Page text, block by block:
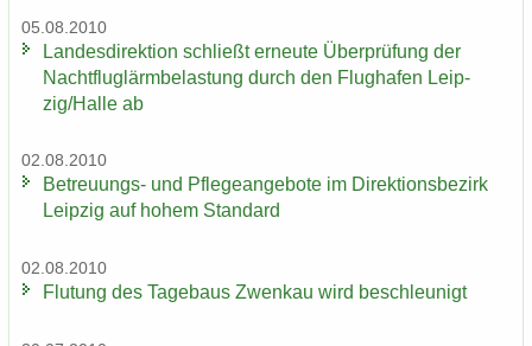
05.08.2010
Lan­des­di­rek­ti­on schließt er­neu­te Über­prü­fung der
Nacht­flug­lärm­be­las­tung durch den Flug­ha­fen Leip­
zig/Halle ab
02.08.2010
Betreuungs-​ und Pfle­ge­an­ge­bo­te im Di­rek­ti­ons­be­zirk
Leip­zig auf hohem Stan­dard
02.08.2010
Flu­tung des Ta­ge­baus Zwenkau wird be­schleu­nigt